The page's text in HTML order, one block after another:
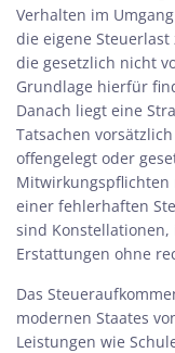
Verhalten im
die eigene
die gesetzlich nicht
Grundlage hierfür
Danach liegt eine
Tatsachen
offengelegt oder
Mitwirkungspflichten
einer fehlerhaften
sind
Erstattungen ohne
Das
modernen Staates
Leistungen wie